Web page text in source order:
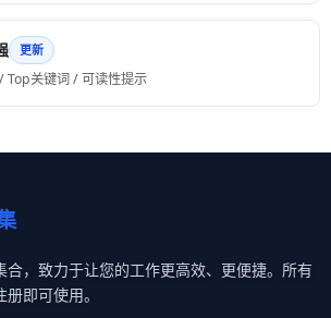
更新
Top关键词 / 可读性提示
合，致力于让您的工作更高效、更便捷。所有
即可使用。